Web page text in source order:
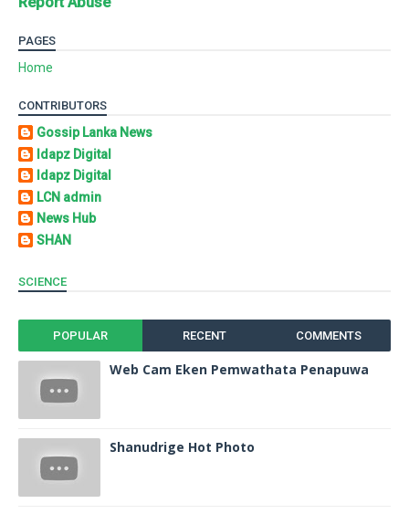
PAGES
Home
CONTRIBUTORS
Gossip Lanka News
Idapz Digital
Idapz Digital
LCN admin
News Hub
SHAN
SCIENCE
POPULAR RECENT COMMENTS
Web Cam Eken Pemwathata Penapuwa
Shanudrige Hot Photo